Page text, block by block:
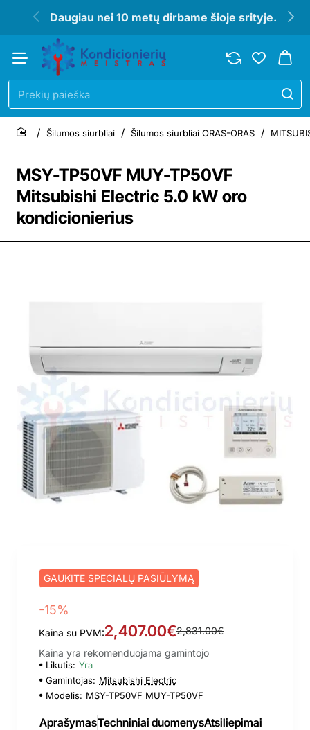
Daugiau nei 10 metų dirbame šioje srityje.
Prekių
paieška
MSY-TP50VF MUY-TP50VF
Mitsubishi Electric 5.0 kW oro
kondicionierius
home
Šilumos siurbliai Šilumos siurbliai ORAS-ORAS
GAUKITE SPECIALŲ PASIŪLYMĄ
-15%
Kaina su PVM:2,407.00€2,831.00€
Kaina yra rekomenduojama gamintojo
Likutis: Yra
Gamintojas: Mitsubishi Electric
Modelis: MSY-TP50VF MUY-TP50VF
AprašymasTechniniai duomenysAtsiliepimai